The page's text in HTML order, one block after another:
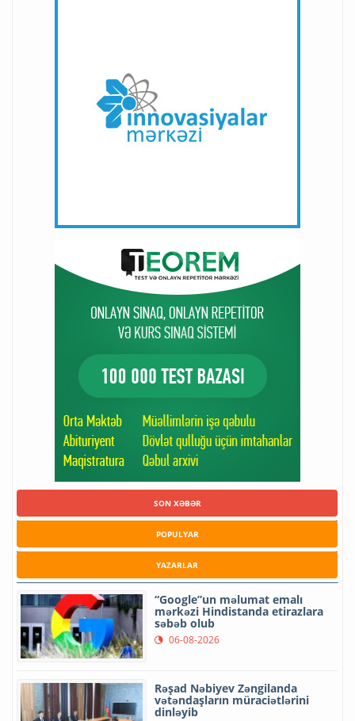
SON XƏBƏR
POPULYAR
YAZARLAR
“Google”un məlumat emalı
mərkəzi Hindistanda etirazlara
səbəb olub
06-08-2026
Rəşad Nəbiyev Zəngilanda
vətəndaşların müraciətlərini
dinləyib